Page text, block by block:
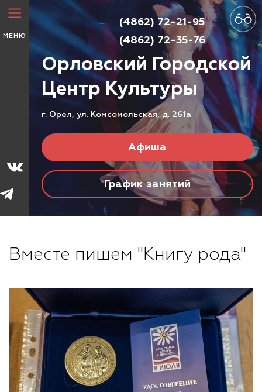
МЕНЮ
Орловский Городской
ЦентрКультуры
г. Орел, ул. Комсомольская, д. 261а
Афиша
График занятий
(4862) 72-21-95
(4862) 72-35-76
Вместе пишем "Книгу рода"